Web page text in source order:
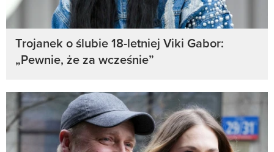
Trojanek o ślubie 18-letniej Viki Gabor:
„Pewnie, że za wcześnie”